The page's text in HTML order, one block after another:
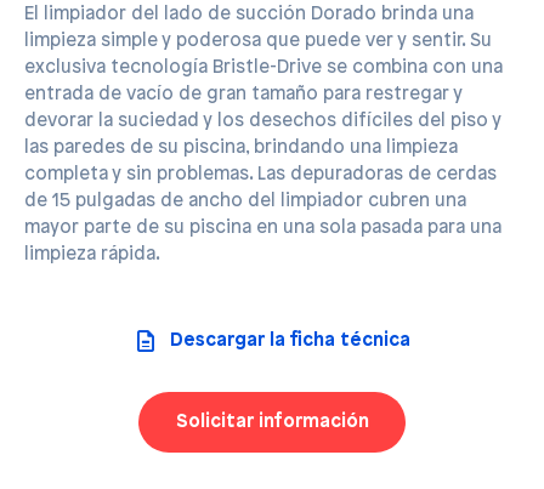
El limpiador del lado de succión Dorado brinda una
limpieza simple y poderosa que puede ver y sentir. Su
exclusiva tecnología Bristle-Drive se combina con una
entrada de vacío de gran tamaño para restregar y
devorar la suciedad y los desechos difíciles del piso y
las paredes de su piscina, brindando una limpieza
completa y sin problemas. Las depuradoras de cerdas
de 15 pulgadas de ancho del limpiador cubren una
mayor parte de su piscina en una sola pasada para una
limpieza rápida.
Descargar la ficha técnica
Solicitar información